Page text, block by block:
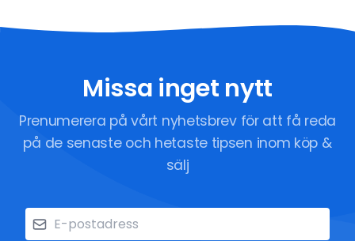
Missa inget nytt
Prenumerera på vårt nyhetsbrev för att få reda
på de senaste och hetaste tipsen inom köp &
sälj